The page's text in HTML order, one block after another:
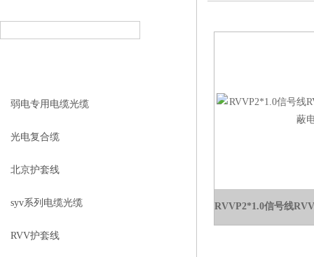
弱电专用电缆光缆
光电复合缆
北京护套线
syv系列电缆光缆
RVV护套线